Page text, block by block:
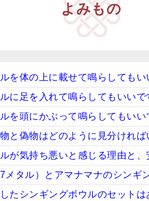
よみもの
を体の上に載せて鳴らしてもい
に足を入れて鳴らしてもいいで
を頭にかぶって鳴らしてもいい
と偽物はどのように見分ければ
が気持ち悪いと感じる理由と
メタル）とアマナマナのシンギ
たシンギングボウルのセットは